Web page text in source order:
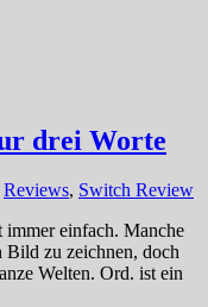
drei Worte
Reviews, Switch Review
immer einfach. Manche
Bild zu zeichnen, doch
Welten. Ord. ist ein